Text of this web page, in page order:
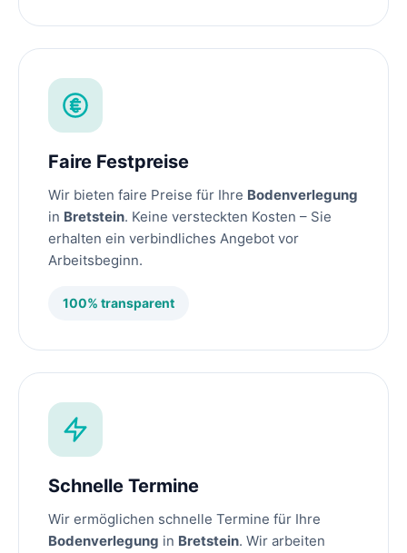
Faire Festpreise
Wir bieten faire Preise für Ihre Bodenverlegung
in Bretstein. Keine versteckten Kosten – Sie
erhalten ein verbindliches Angebot vor
Arbeitsbeginn.
100% transparent
Schnelle Termine
Wir ermöglichen schnelle Termine für Ihre
Bodenverlegung in Bretstein. Wir arbeiten